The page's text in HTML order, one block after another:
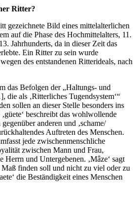
Ritter?
gezeichnete Bild eines mittelalterlichen
auf die Phase des Hochmittelalters, 11.
Jahrhunderts, da in dieser Zeit das
Ein Ritter zu sein wurde
des entstandenen Ritterideals, nach
das Befolgen der „Haltungs- und
als ‚Ritterliches Tugendsystem‘“
sollen an dieser Stelle besonders ins
beschreibt das wohlwollende
anderen und ‚schame/
Auftreten des Menschen.
jede zwischenmenschliche
zwischen Mann und Frau,
und Untergebenen. ‚Mâze‘ sagt
Maß finden soll und nicht zu viel oder zu
die Beständigkeit eines Menschen